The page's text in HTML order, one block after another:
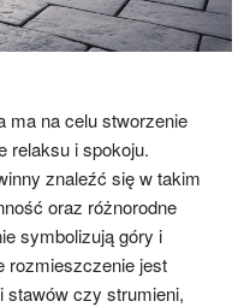
ma na celu stworzenie
relaksu i spokoju.
znaleźć się w takim
oraz różnorodne
symbolizują góry i
rozmieszczenie jest
stawów czy strumieni,